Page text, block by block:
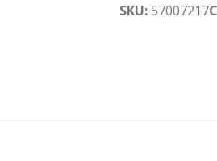
SKU:57007217